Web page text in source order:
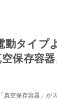
動タイプ
保存容
真空保存容器」が